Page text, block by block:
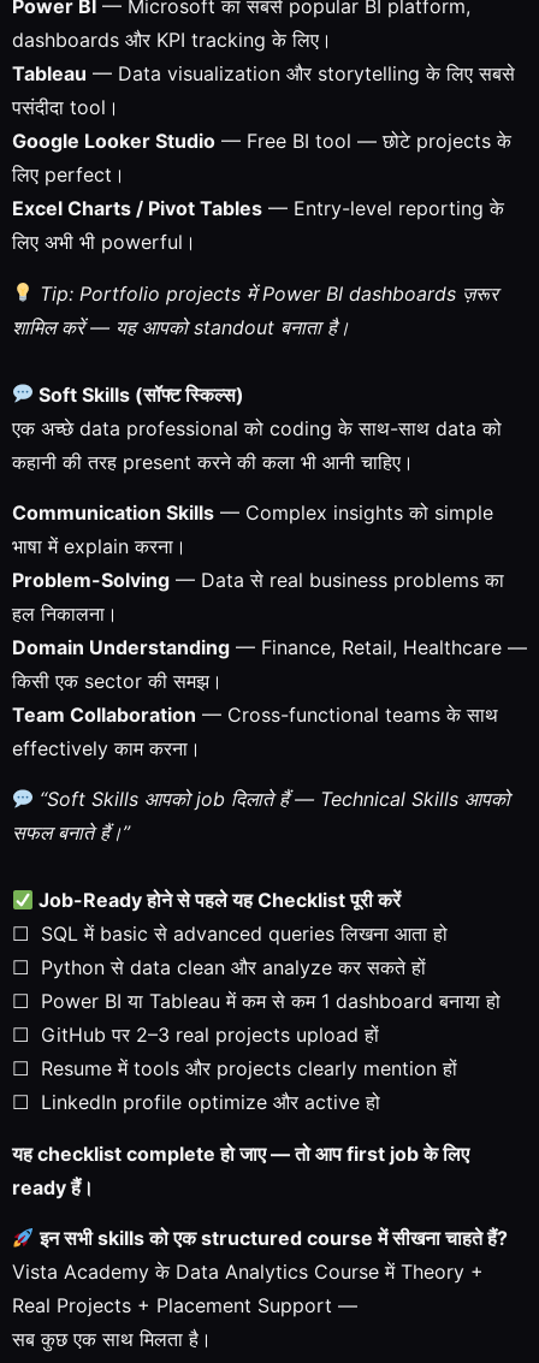
Power BI — Microsoft का सबसे popular BI platform,
dashboards और KPI tracking के लिए।
Tableau — Data visualization और storytelling के लिए सबसे
पसंदीदा tool।
Google Looker Studio — Free BI tool — छोटे projects के
लिए perfect।
Excel Charts / Pivot Tables — Entry-level reporting के
लिए अभी भी powerful।
Tip: Portfolio projects में Power BI dashboards ज़रूर
शामिल करें — यह आपको standout बनाता है।
Soft Skills (सॉफ्ट स्किल्स)
एक अच्छे data professional को coding के साथ-साथ data को
कहानी की तरह present करने की कला भी आनी चाहिए।
Communication Skills — Complex insights को simple
भाषा में explain करना।
Problem-Solving — Data से real business problems का
हल निकालना।
Domain Understanding — Finance, Retail, Healthcare —
किसी एक sector की समझ।
Team Collaboration — Cross-functional teams के साथ
effectively काम करना।
“Soft Skills आपको job दिलाते हैं — Technical Skills आपको
सफल बनाते हैं।”
Job-Ready होने से पहले यह Checklist पूरी करें
☐ SQL में basic से advanced queries लिखना आता हो
☐ Python से data clean और analyze कर सकते हों
☐ Power BI या Tableau में कम से कम 1 dashboard बनाया हो
☐ GitHub पर 2–3 real projects upload हों
☐ Resume में tools और projects clearly mention हों
☐ LinkedIn profile optimize और active हो
यह checklist complete हो जाए — तो आप first job के लिए
ready हैं।
इन सभी skills को एक structured course में सीखना चाहते हैं?
Vista Academy के Data Analytics Course में Theory +
Real Projects + Placement Support —
सब कुछ एक साथ मिलता है।